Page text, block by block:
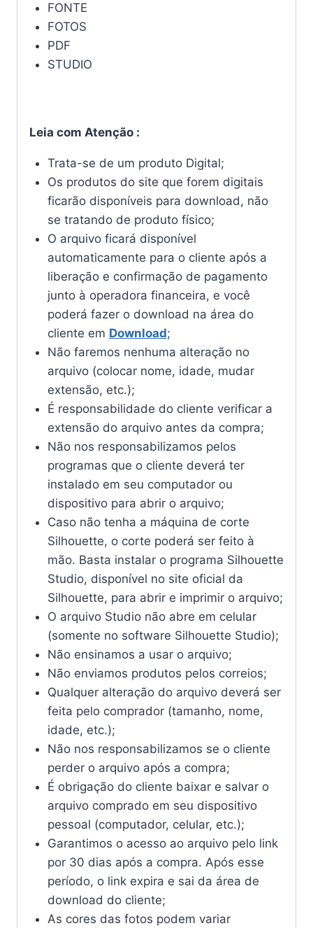
FONTE
FOTOS
PDF
STUDIO
Leia com Atenção :
Trata-se de um produto Digital;
Os produtos do site que forem digitais
ficarão disponíveis para download, não
se tratando de produto físico;
O arquivo ficará disponível
automaticamente para o cliente após a
liberação e confirmação de pagamento
junto à operadora financeira, e você
poderá fazer o download na área do
cliente em Download;
Não faremos nenhuma alteração no
arquivo (colocar nome, idade, mudar
extensão, etc.);
É responsabilidade do cliente verificar a
extensão do arquivo antes da compra;
Não nos responsabilizamos pelos
programas que o cliente deverá ter
instalado em seu computador ou
dispositivo para abrir o arquivo;
Caso não tenha a máquina de corte
Silhouette, o corte poderá ser feito à
mão. Basta instalar o programa Silhouette
Studio, disponível no site oficial da
Silhouette, para abrir e imprimir o arquivo;
O arquivo Studio não abre em celular
(somente no software Silhouette Studio);
Não ensinamos a usar o arquivo;
Não enviamos produtos pelos correios;
Qualquer alteração do arquivo deverá ser
feita pelo comprador (tamanho, nome,
idade, etc.);
Não nos responsabilizamos se o cliente
perder o arquivo após a compra;
É obrigação do cliente baixar e salvar o
arquivo comprado em seu dispositivo
pessoal (computador, celular, etc.);
Garantimos o acesso ao arquivo pelo link
por 30 dias após a compra. Após esse
período, o link expira e sai da área de
download do cliente;
As cores das fotos podem variar